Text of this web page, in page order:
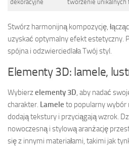
dekoracyjne tworzenie unikalnych
Stwórz harmonijną kompozycję,
uzyskać optymalny efekt estetyczny.
spójna i odzwierciedlała Twój styl.
Elementy 3D: lamele,
Wybierzelementy 3D, aby nadać
charakter. Lamele to popularny wybór
dodają tekstury i przyciągają wzrok.
nowoczesną i stylową aranżację
się z innymi materiałami, takimi jak